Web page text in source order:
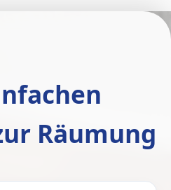
Räumung